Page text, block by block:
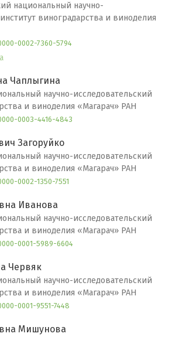
национальный научно-
виноградарства и виноделия
0002-7360-5794
Чаплыгина
научно-исследовательский
и виноделия «Магарач» РАН
0003-4416-4843
Загоруйко
научно-исследовательский
и виноделия «Магарач» РАН
0002-1350-7551
Иванова
научно-исследовательский
и виноделия «Магарач» РАН
0001-5989-6604
Червяк
научно-исследовательский
и виноделия «Магарач» РАН
0001-9551-7448
Мишунова